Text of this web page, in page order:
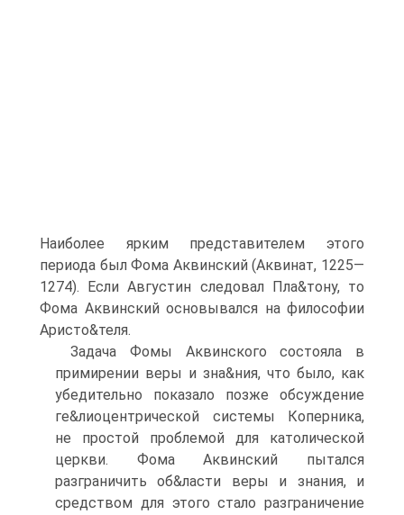
Наиболее ярким представителем этого
периода был Фома Аквинский (Аквинат, 1225—
1274). Если Августин следовал Пла&тону, то
Фома Аквинский основывался на философии
Аристо&теля.
Задача Фомы Аквинского состояла в
примирении веры и зна&ния, что было, как
убедительно показало позже обсуждение
ге&лиоцентрической системы Коперника,
не простой проблемой для католической
церкви. Фома Аквинский пытался
разграничить об&ласти веры и знания, и
средством для этого стало разграничение